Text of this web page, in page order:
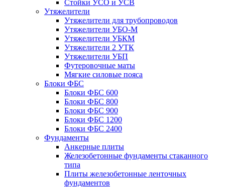
Стойки УСО и УСВ
Утяжелители
Утяжелители для трубопроводов
Утяжелители УБО-М
Утяжелители УБКМ
Утяжелители 2 УТК
Утяжелители УБП
Футеровочные маты
Мягкие силовые пояса
Блоки ФБС
Блоки ФБС 600
Блоки ФБС 800
Блоки ФБС 900
Блоки ФБС 1200
Блоки ФБС 2400
Фундаменты
Анкерные плиты
Железобетонные фундаменты стаканного
типа
Плиты железобетонные ленточных
фундаментов